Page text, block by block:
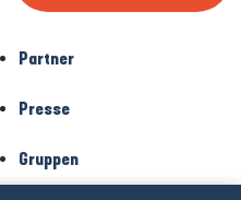
Partner
Presse
Gruppen
-Rechtliche Hinweise-